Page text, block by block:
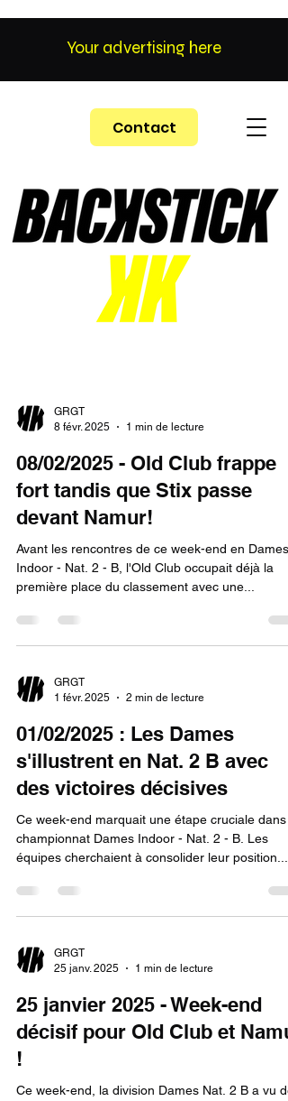
Contact
Your advertising here
GRGT
8 févr. 2025
1 min de lecture
08/02/2025 - Old Club frappe
fort tandis que Stix passe
devant Namur!
Avant les rencontres de ce week-end en Dames
Indoor - Nat. 2 - B, l'Old Club occupait déjà la
première place du classement avec une...
GRGT
1 févr. 2025
2 min de lecture
01/02/2025 : Les Dames
s'illustrent en Nat. 2 B avec
des victoires décisives
Ce week-end marquait une étape cruciale dans
championnat Dames Indoor - Nat. 2 - B. Les
équipes cherchaient à consolider leur position...
GRGT
25 janv. 2025
1 min de lecture
25 janvier 2025 - Week-end
décisif pour Old Club et
!
Ce week-end, la division Dames Nat. 2 B a vu